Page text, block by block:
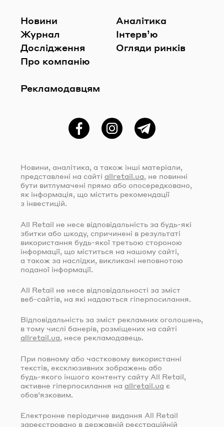
Новини
Журнал
Дослідження
Про компанію
Рекламодавцям
Аналітика
Інтерв’ю
Огляди ринків
ФейсбукInstagramTelegram
Новини, аналітика, а також інші матеріали,
представлені на сайті allretail.ua, не повинні
бути витлумачені прямо або опосередковано,
як інформація, що містить рекомендації
з інвестицій.
All Retail не несе відповідальність за будь-які
збитки або шкоду, спричинені в результаті
використання будь-якої третьою стороною
інформації, що міститься на нашому сайті,
а також за наслідки, викликані неповнотою
поданої інформації.
All Retail не несе відповідальності за зміст
веб-сайтів, на які надаються гіперпосилання.
Відповідальність за зміст рекламних оголошень,
в тому числі банерів, розміщених на сайті
allretail.ua, несе рекламодавець.
При повному або частковому використанні
текстів, ексклюзивних зображень або
будь-якого іншого контенту сайту All Retail,
активне гіперпосилання на allretail.ua є
обов’язковим.
Електронне періодичне видання All Retail
зареєстровано в державній реєстраційній